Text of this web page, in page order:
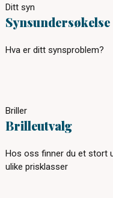
Ditt syn
Synsundersøkelse
Hva er ditt synsproblem?
Briller
Brilleutvalg
Hos oss finner du et stort
ulike prisklasser